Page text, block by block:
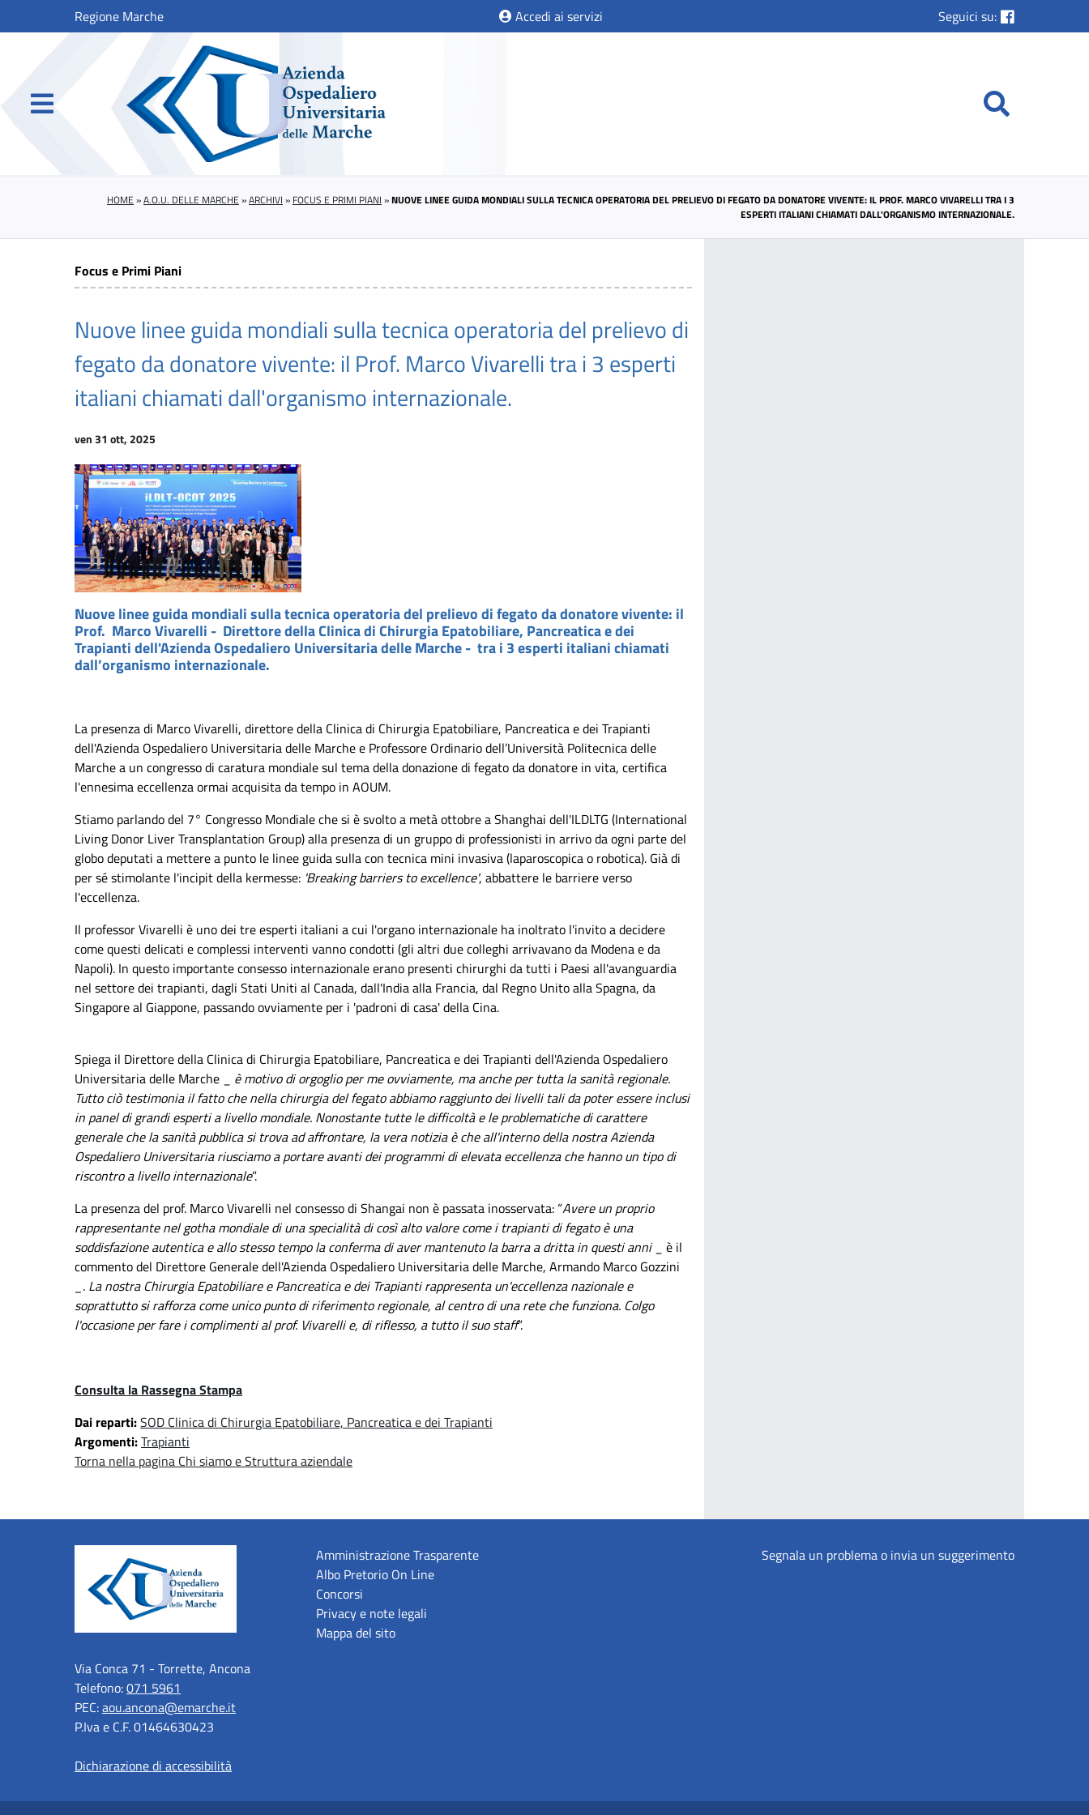
Regione Marche Accedi ai servizi Seguici su:
HOME »A.O.U. DELLE MARCHE »ARCHIVI » FOCUS E PRIMI PIANI »NUOVE LINEE GUIDA MONDIALI SULLA TECNICA OPERATORIA DEL PRELIEVO DI FEGATO DA DONATORE VIVENTE: IL PROF. MARCO VIVARELLI TRA I 3
ESPERTI ITALIANI CHIAMATI DALL'ORGANISMO INTERNAZIONALE.
Focus e Primi Piani
Nuove linee guida mondiali sulla tecnica operatoria del prelievo di
fegato da donatore vivente: il Prof. Marco Vivarelli tra i 3 esperti
italiani chiamati dall'organismo internazionale.
ven 31 ott, 2025
Nuove linee guida mondiali sulla tecnica operatoria del prelievo di fegato da donatore vivente: il
Prof. Marco Vivarelli - Direttore della Clinica di Chirurgia Epatobiliare, Pancreatica e dei
Trapianti dell'Azienda Ospedaliero Universitaria delle Marche - tra i 3 esperti italiani chiamati
dall’organismo internazionale.
La presenza di Marco Vivarelli, direttore della Clinica di Chirurgia Epatobiliare, Pancreatica e dei Trapianti
dell'Azienda Ospedaliero Universitaria delle Marche e Professore Ordinario dell’Università Politecnica delle
Marche a un congresso di caratura mondiale sul tema della donazione di fegato da donatore in vita, certifica
l'ennesima eccellenza ormai acquisita da tempo in AOUM.
Stiamo parlando del 7° Congresso Mondiale che si è svolto a metà ottobre a Shanghai dell'ILDLTG (International
Living Donor Liver Transplantation Group) alla presenza di un gruppo di professionisti in arrivo da ogni parte del
globo deputati a mettere a punto le linee guida sulla con tecnica mini invasiva (laparoscopica o robotica). Già di
per sé stimolante l'incipit della kermesse: 'Breaking barriers to excellence', abbattere le barriere verso
l'eccellenza.
Il professor Vivarelli è uno dei tre esperti italiani a cui l'organo internazionale ha inoltrato l'invito a decidere
come questi delicati e complessi interventi vanno condotti (gli altri due colleghi arrivavano da Modena e da
Napoli). In questo importante consesso internazionale erano presenti chirurghi da tutti i Paesi all'avanguardia
nel settore dei trapianti, dagli Stati Uniti al Canada, dall'India alla Francia, dal Regno Unito alla Spagna, da
Singapore al Giappone, passando ovviamente per i 'padroni di casa' della Cina.
Spiega il Direttore della Clinica di Chirurgia Epatobiliare, Pancreatica e dei Trapianti dell'Azienda Ospedaliero
Universitaria delle Marche _ è motivo di orgoglio per me ovviamente, ma anche per tutta la sanità regionale.
Tutto ciò testimonia il fatto che nella chirurgia del fegato abbiamo raggiunto dei livelli tali da poter essere inclusi
in panel di grandi esperti a livello mondiale. Nonostante tutte le difficoltà e le problematiche di carattere
generale che la sanità pubblica si trova ad affrontare, la vera notizia è che all'interno della nostra Azienda
Ospedaliero Universitaria riusciamo a portare avanti dei programmi di elevata eccellenza che hanno un tipo di
riscontro a livello internazionale”.
La presenza del prof. Marco Vivarelli nel consesso di Shangai non è passata inosservata: “Avere un proprio
rappresentante nel gotha mondiale di una specialità di così alto valore come i trapianti di fegato è una
soddisfazione autentica e allo stesso tempo la conferma di aver mantenuto la barra a dritta in questi anni_ è il
commento del Direttore Generale dell'Azienda Ospedaliero Universitaria delle Marche, Armando Marco Gozzini
_. La nostra Chirurgia Epatobiliare e Pancreatica e dei Trapianti rappresenta un'eccellenza nazionale e
soprattutto si rafforza come unico punto di riferimento regionale, al centro di una rete che funziona. Colgo
l'occasione per fare i complimenti al prof. Vivarelli e, di riflesso, a tutto il suo staff”.
Consulta la Rassegna Stampa
Dai reparti:SOD Clinica di Chirurgia Epatobiliare, Pancreatica e dei Trapianti
Argomenti:Trapianti
Torna nella pagina Chi siamo e Struttura aziendale
Via Conca 71 - Torrette, Ancona
Telefono:071 5961
PEC:aou.ancona@emarche.it
P.Iva e C.F. 01464630423
Dichiarazione di accessibilità
Amministrazione Trasparente
Albo Pretorio On Line
Concorsi
Privacy e note legali
Mappa del sito
Segnala un problema o invia un suggerimento